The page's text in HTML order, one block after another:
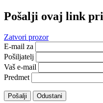
Pošalji ovaj link
Zatvori prozor
E-mail za
Pošiljatelj
Vaš e-mail
Predmet
Pošalji Odustani